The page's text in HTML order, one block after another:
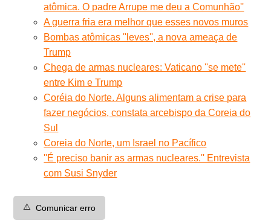
atômica. O padre Arrupe me deu a Comunhão''
A guerra fria era melhor que esses novos muros
Bombas atômicas ''leves'', a nova ameaça de
Trump
Chega de armas nucleares: Vaticano ''se mete''
entre Kim e Trump
Coréia do Norte. Alguns alimentam a crise para
fazer negócios, constata arcebispo da Coreia do
Sul
Coreia do Norte, um Israel no Pacífico
''É preciso banir as armas nucleares.'' Entrevista
com Susi Snyder
⚠️ Comunicar erro